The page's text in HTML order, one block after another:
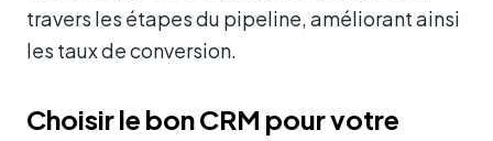
travers les étapes du pipeline, améliorant ainsi
les taux de conversion.
Choisir le bon CRM pour votre